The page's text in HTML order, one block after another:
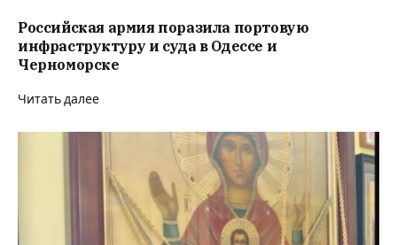
Российская армия поразила портовую
инфраструктуру и суда в Одессе и
Черноморске
Читать далее